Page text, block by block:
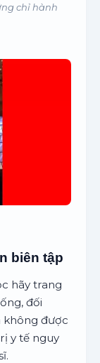
chỉ hành
biên tập
hãy trang
đối
không được
y tế nguy